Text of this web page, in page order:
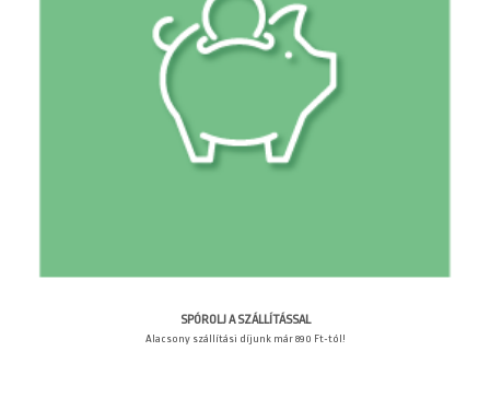
SPÓROLJ A SZÁLLÍTÁSSAL
Alacsony szállítási díjunk már 890 Ft-tól!